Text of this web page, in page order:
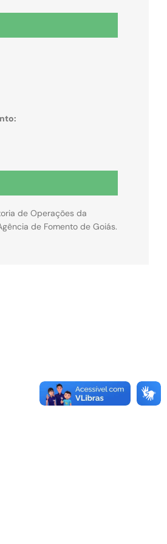
e pessoas físicas
de Operações da
de Fomento de Goiás.